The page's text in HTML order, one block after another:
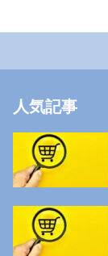
人気記事